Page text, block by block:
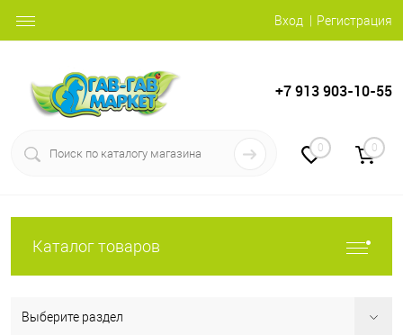
Вход Регистрация
+7 913 903-10-55
0 0
Каталог товаров
Выберите раздел